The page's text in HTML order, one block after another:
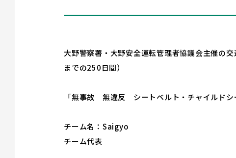
大野警察署・大野安全運転管理者協議会主催の
までの250日間）
「無事故 無違反 シートベルト・チャイルドシ
チーム名：Saigyo
チーム代表